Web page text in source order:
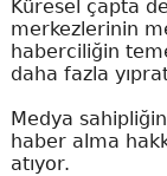
Küresel çapta
merkezlerinin
haberciliğin
daha fazla
Medya
haber alma
atıyor.